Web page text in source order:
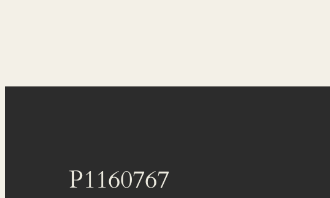
P1160767